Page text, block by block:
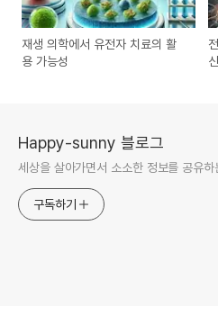
재생 의학에서 유전자 치료의 활
용 가능성
Happy-sunny 블로그
세상을 살아가면서 소소한 정보를 공유하
구독하기